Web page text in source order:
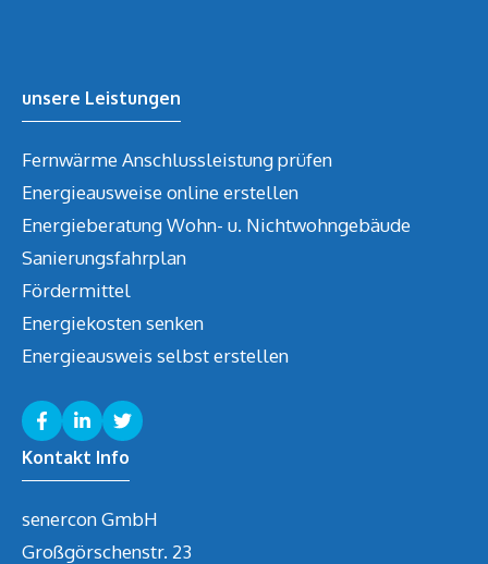
unsere Leistungen
Fernwärme Anschlussleistung prüfen
Energieausweise online erstellen
Energieberatung Wohn- u. Nichtwohngebäude
Sanierungsfahrplan
Fördermittel
Energiekosten senken
Energieausweis selbst erstellen
Kontakt Info
senercon GmbH
Großgörschenstr. 23